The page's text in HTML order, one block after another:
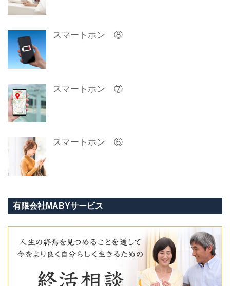
スマートホン ⑧
スマートホン ⑦
スマートホン ⑥
有限会社MABYサービス